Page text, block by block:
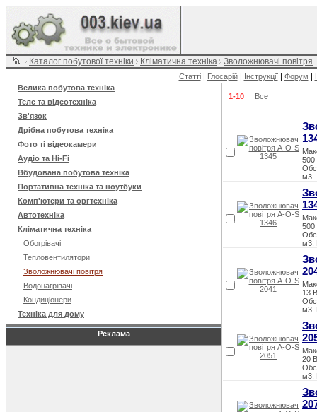
Каталог побутової техніки Кліматична техніка Зволожнювачі повітря
Статті| Глосарій| Інструкції| Форум |
Велика побутова техніка
Теле та відеотехніка
Зв'язок
Дрібна побутова техніка
Фото ті відеокамери
Аудіо та Hi-Fi
Вбудована побутова техніка
Портативна техніка та ноутбуки
Комп'ютери та оргтехніка
Автотехніка
Кліматична техніка
Обогрівачі
Тепловентилятори
Зволожнювачі повітря
Водонагрівачі
Кондиціонери
Техніка для дому
Реклама
1-10 Все
500
м3.
500
м3.
13
м3.
20
м3.